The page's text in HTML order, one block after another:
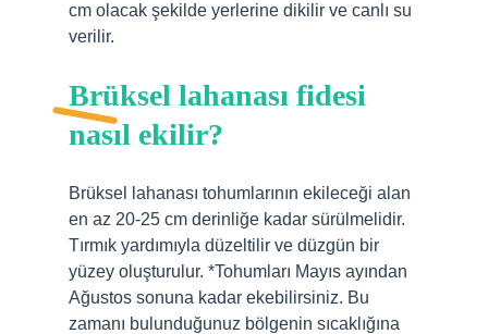
cm olacak şekilde yerlerine dikilir ve canlı su
verilir.
Brüksel lahanası fidesi
nasıl ekilir?
Brüksel lahanası tohumlarının ekileceği alan
en az 20-25 cm derinliğe kadar sürülmelidir.
Tırmık yardımıyla düzeltilir ve düzgün bir
yüzey oluşturulur. *Tohumları Mayıs ayından
Ağustos sonuna kadar ekebilirsiniz. Bu
zamanı bulunduğunuz bölgenin sıcaklığına